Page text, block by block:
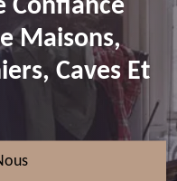
Confiance
Maisons,
Caves Et